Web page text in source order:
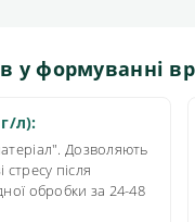
у формуванні
л):
Дозволяють
після
обробки за 24-48